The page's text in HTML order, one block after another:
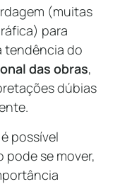
(muitas
para
tendência do
das obras,
dúbias
é possível
se mover,